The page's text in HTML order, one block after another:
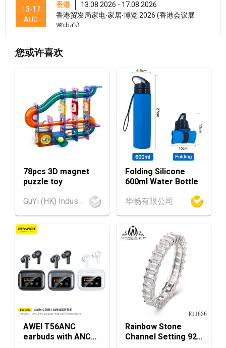
13-17
AUG
香港
13.08.2026 - 17.08.2026
香港贸发局家电‧家居‧博览 2026 (香港会议展
览中心)
13-17
香港
香港贸发局美与健生活博览 2026 (香港会议展
AUG
香港
13.08.2026 - 15.08.2026
香港贸发局美食商贸博览 2026 (香港会议展览
中心)
13-15
AUG
香港
13.08.2026 - 15.08.2026
香港贸发局香港国际茶展 2026 (香港会议展览
13-15
AUG
香港
13.08.2026 - 15.08.2026
国际现代化中医药及健康产品会议 2026 (香港
13-17
AUG
香港
13.08.2026 - 17.08.2026
香港贸发局美食博览 2026 (香港会议展览中心)
25-27
AUG
中国内地
25.08.2026 - 27.08.2026
中国国际纺织⾯料及辅料（秋冬）博览会 (202
6年8月25至27日)
AUG
「中小企资援组」网络研讨会系列︰AI「资」
持・中小企出海攻略 -【一人公司×AI】资助驱
动触达全球
您或许喜欢
78pcs 3D magnet
puzzle toy
Folding Silicone
600ml Water Bottle
华畅有限公司
AWEI T56ANC
earbuds with ANC
Rainbow Stone
Channel Setting 925